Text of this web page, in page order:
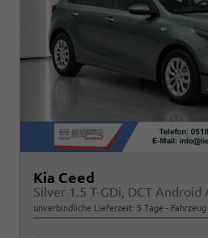
Kia Ceed
unverbindliche Lieferzeit: 5 Tage